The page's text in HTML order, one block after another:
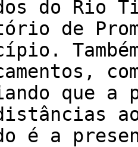
do Rio
de
que a
é a